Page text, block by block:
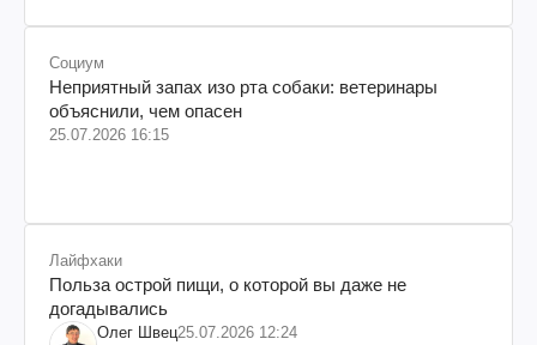
Социум
Неприятный запах изо рта собаки: ветеринары
объяснили, чем опасен
25.07.2026 16:15
Лайфхаки
Польза острой пищи, о которой вы даже не
догадывались
Олег Швец25.07.2026 12:24